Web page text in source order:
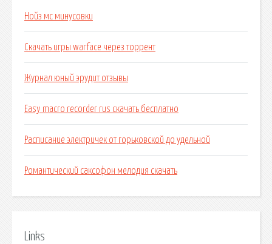
Нойз мс минусовки
Скачать игры warface через торрент
Журнал юный эрудит отзывы
Easy macro recorder rus скачать бесплатно
Расписание электричек от горьковской до удельной
Романтический саксофон мелодия скачать
Links